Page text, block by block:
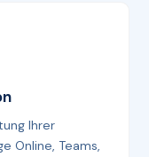
Ihrer
Online, Teams,